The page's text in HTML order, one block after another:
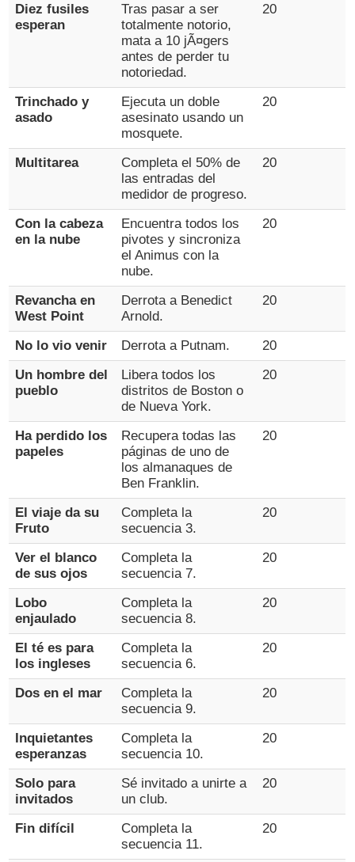
Diez fusiles
esperan
Tras pasar a ser
totalmente notorio,
mata a 10 jÃ¤gers
antes de perder tu
notoriedad.
20
Trinchado y
asado
Ejecuta un doble
asesinato usando un
mosquete.
20
Multitarea
Completa el 50% de
las entradas del
medidor de progreso.
20
Con la cabeza
en la nube
Encuentra todos los
pivotes y sincroniza
el Animus con la
nube.
20
Revancha en
West Point
Derrota a Benedict
Arnold.
20
No lo vio venir Derrota a Putnam.
20
Un hombre del
pueblo
Libera todos los
distritos de Boston o
de Nueva York.
20
Ha perdido los
papeles
Recupera todas las
páginas de uno de
los almanaques de
Ben Franklin.
20
El viaje da su
Fruto
Completa la
secuencia 3.
20
Ver el blanco
de sus ojos
Completa la
secuencia 7.
20
Lobo
enjaulado
Completa la
secuencia 8.
20
El té es para
los ingleses
Completa la
secuencia 6.
20
Dos en el mar
Completa la
secuencia 9.
20
Inquietantes
esperanzas
Completa la
secuencia 10.
20
Solo para
invitados
Sé invitado a unirte a
un club.
20
Fin difícil
Completa la
secuencia 11.
20